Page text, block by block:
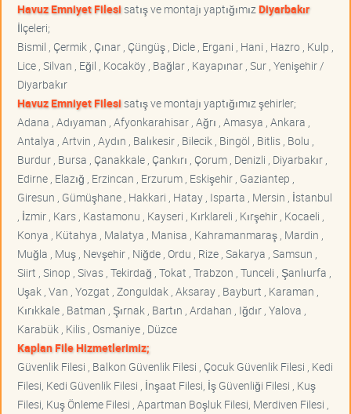
Havuz Emniyet Filesisatış ve montajı yaptığımız Diyarbakır
İlçeleri;
Bismil , Çermik , Çınar , Çüngüş , Dicle , Ergani , Hani , Hazro , Kulp ,
Lice , Silvan , Eğil , Kocaköy , Bağlar , Kayapınar , Sur , Yenişehir /
Diyarbakır
Havuz Emniyet Filesisatış ve montajı yaptığımız şehirler;
Adana , Adıyaman , Afyonkarahisar , Ağrı , Amasya , Ankara ,
Antalya , Artvin , Aydın , Balıkesir , Bilecik , Bingöl , Bitlis , Bolu ,
Burdur , Bursa , Çanakkale , Çankırı , Çorum , Denizli , Diyarbakır ,
Edirne , Elazığ , Erzincan , Erzurum , Eskişehir , Gaziantep ,
Giresun , Gümüşhane , Hakkari , Hatay , Isparta , Mersin , İstanbul
, İzmir , Kars , Kastamonu , Kayseri , Kırklareli , Kırşehir , Kocaeli ,
Konya , Kütahya , Malatya , Manisa , Kahramanmaraş , Mardin ,
Muğla , Muş , Nevşehir , Niğde , Ordu , Rize , Sakarya , Samsun ,
Siirt , Sinop , Sivas , Tekirdağ , Tokat , Trabzon , Tunceli , Şanlıurfa ,
Uşak , Van , Yozgat , Zonguldak , Aksaray , Bayburt , Karaman ,
Kırıkkale , Batman , Şırnak , Bartın , Ardahan , Iğdır , Yalova ,
Karabük , Kilis , Osmaniye , Düzce
Kaplan File Hizmetlerimiz;
Güvenlik Filesi , Balkon Güvenlik Filesi , Çocuk Güvenlik Filesi , Kedi
Filesi, Kedi Güvenlik Filesi , İnşaat Filesi, İş Güvenliği Filesi , Kuş
Filesi, Kuş Önleme Filesi , Apartman Boşluk Filesi, Merdiven Filesi ,